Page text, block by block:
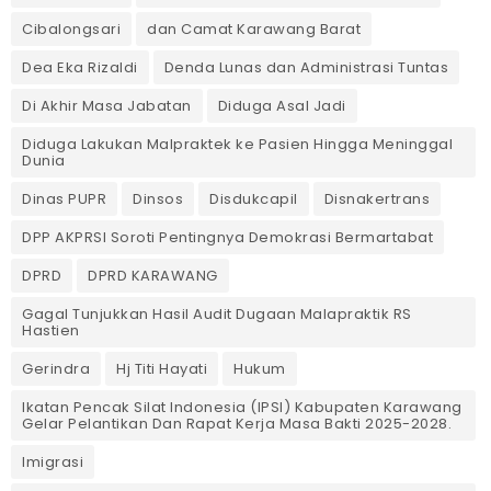
Cibalongsari
dan Camat Karawang Barat
Dea Eka Rizaldi
Denda Lunas dan Administrasi Tuntas
‎Di Akhir Masa Jabatan
Diduga Asal Jadi
Diduga Lakukan Malpraktek ke Pasien Hingga Meninggal
Dunia
Dinas PUPR
Dinsos Disdukcapil
Disnakertrans
DPP AKPRSI Soroti Pentingnya Demokrasi Bermartabat
DPRD
DPRD KARAWANG
Gagal Tunjukkan Hasil Audit Dugaan Malapraktik RS
Hastien
Gerindra
Hj Titi Hayati
Hukum
Ikatan Pencak Silat Indonesia (IPSI) Kabupaten Karawang
Gelar Pelantikan Dan Rapat Kerja Masa Bakti 2025-2028.
Imigrasi